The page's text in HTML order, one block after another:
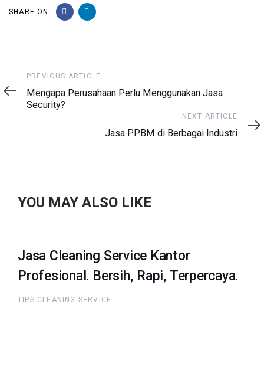
SHARE ON
Previous
Article
PREVIOUS ARTICLE
Mengapa Perusahaan Perlu Menggunakan Jasa
Security?
Article
NEXT ARTICLE
Jasa PPBM di Berbagai Industri
YOU MAY ALSO LIKE
Jasa Cleaning Service Kantor
Profesional. Bersih, Rapi, Terpercaya.
TIPS CLEANING SERVICE